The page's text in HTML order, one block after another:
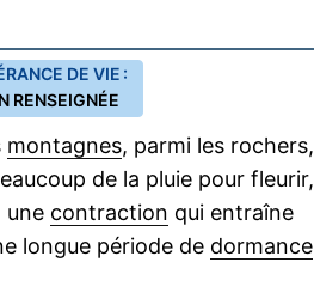
DE VIE :
RENSEIGNÉE
montagnes, parmi les rochers,
de la pluie pour fleurir,
une contraction qui entraîne
longue période de dormance